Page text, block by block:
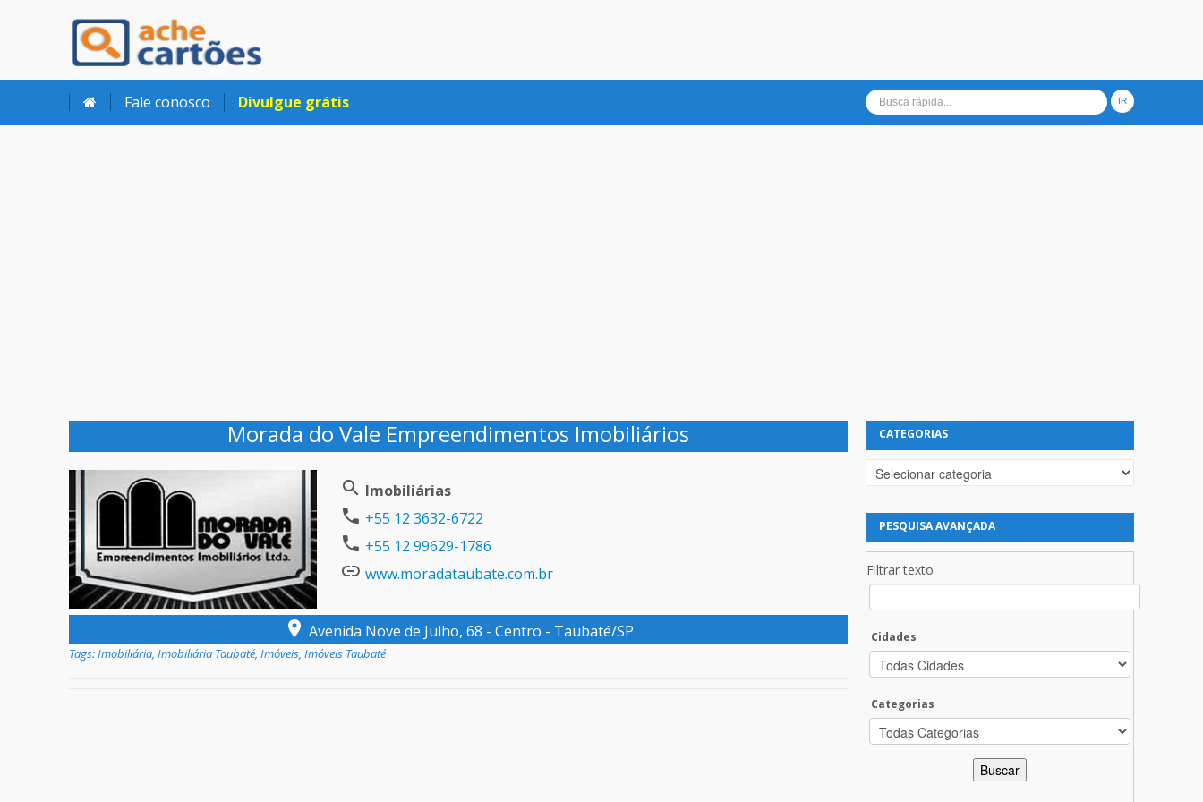
Ache Cartões
Fale conosco Divulgue grátis
Morada do Vale Empreendimentos Imobiliários
Imobiliárias
+55 12 3632-6722
+55 12 99629-1786
www.moradataubate.com.br
Avenida Nove de Julho, 68 - Centro - Taubaté/SP
Tags:Imobiliária, Imobiliária Taubaté, Imóveis, Imóveis Taubaté
CATEGORIAS
Categorias
PESQUISA AVANÇADA
Filtrar texto
Cidades
Categorias